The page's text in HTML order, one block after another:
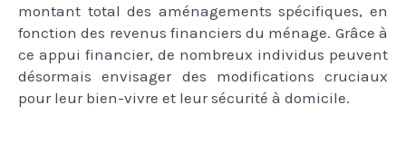
montant total des aménagements spécifiques, en
fonction des revenus financiers du ménage. Grâce à
ce appui financier, de nombreux individus peuvent
désormais envisager des modifications cruciaux
pour leur bien-vivre et leur sécurité à domicile.